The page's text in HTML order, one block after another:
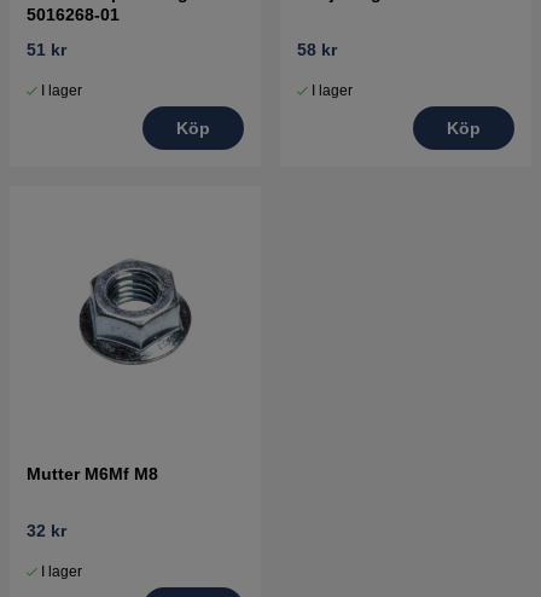
5016268-01
51 kr
I lager
Köp
58 kr
I lager
Köp
Mutter M6Mf M8
32 kr
I lager